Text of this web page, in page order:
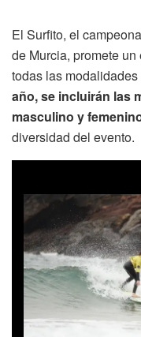
El Surfito, el
de Murcia, promete
todas las
año, se incluirán las
masculino y
diversidad del evento.